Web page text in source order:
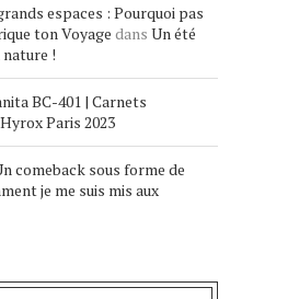
espaces : Pourquoi pas
ton Voyage dans Un été
nature !
BC-401 | Carnets
Hyrox Paris 2023
comeback sous forme de
je me suis mis aux